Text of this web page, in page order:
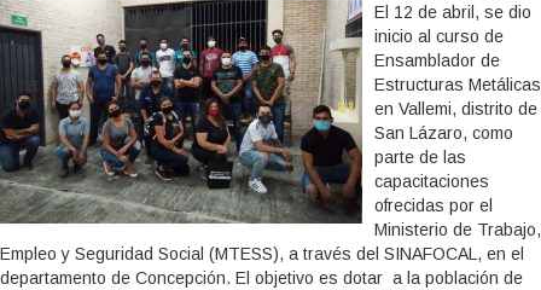
El 12 de abril, se dio
inicio al curso de
Ensamblador de
Estructuras Metálicas
en Vallemi, distrito de
San Lázaro, como
parte de las
capacitaciones
ofrecidas por el
Ministerio de Trabajo,
Empleo y Seguridad Social (MTESS), a través del SINAFOCAL, en el
departamento de Concepción. El objetivo es dotar a la población de